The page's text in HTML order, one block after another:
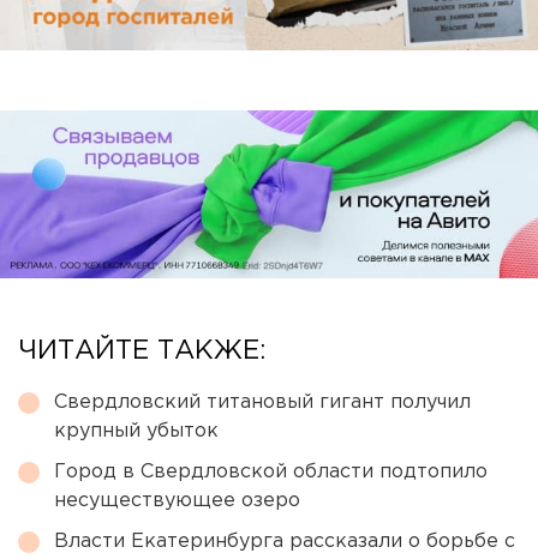
ЧИТАЙТЕ ТАКЖЕ:
Свердловский титановый гигант получил
крупный убыток
Город в Свердловской области подтопило
несуществующее озеро
Власти Екатеринбурга рассказали о борьбе с